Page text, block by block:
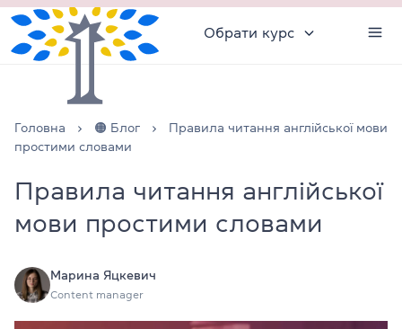
Обрати курс
Головна 🟠 Блог
Правила читання англійської мови
простими словами
Правила читання англійської
мови простими словами
Марина Яцкевич
Content manager